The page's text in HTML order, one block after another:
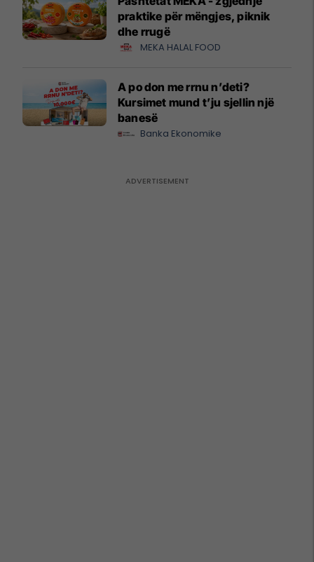
praktike për mëngjes, piknik
dhe rrugë
MEKA HALAL FOOD
A po don me rrnu n’deti?
Kursimet mund t’ju sjellin një
banesë
Banka Ekonomike